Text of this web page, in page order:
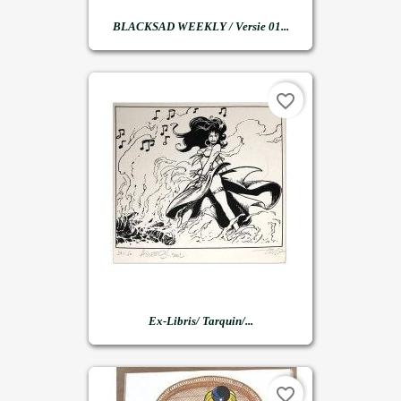
BLACKSAD WEEKLY / Versie 01...
Ex-Libris/ Tarquin/...
favorite_border
favorite_border